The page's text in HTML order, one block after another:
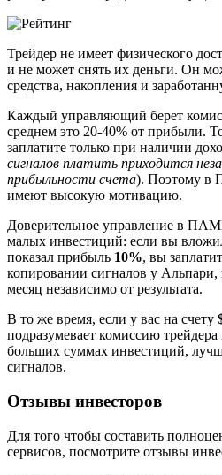
Трейдер не имеет физического
и не может снять их деньги. Он
средства, накопления и
Каждый управляющий берет
среднем это 20-40% от прибыли.
заплатите только при наличии
сигналов платить приходится
прибыльности счета). Поэтому в
имеют высокую мотивацию.
Доверительное управление в
малых инвестиций: если вы
показал прибыль 10%, вы
копировании сигналов у
месяц независимо от результата.
В то же время, если у вас на счету
подразумевает комиссию трейдера
больших суммах инвестиций,
сигналов.
Отзывы инвесторов
Для того чтобы составить
сервисов, посмотрите отзывы